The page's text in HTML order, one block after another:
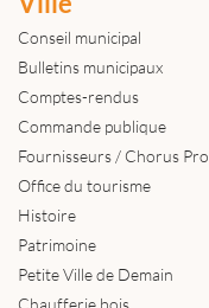
Conseil municipal
Bulletins municipaux
Comptes-rendus
Commande publique
Fournisseurs / Chorus Pro
Office du tourisme
Histoire
Patrimoine
Petite Ville de Demain